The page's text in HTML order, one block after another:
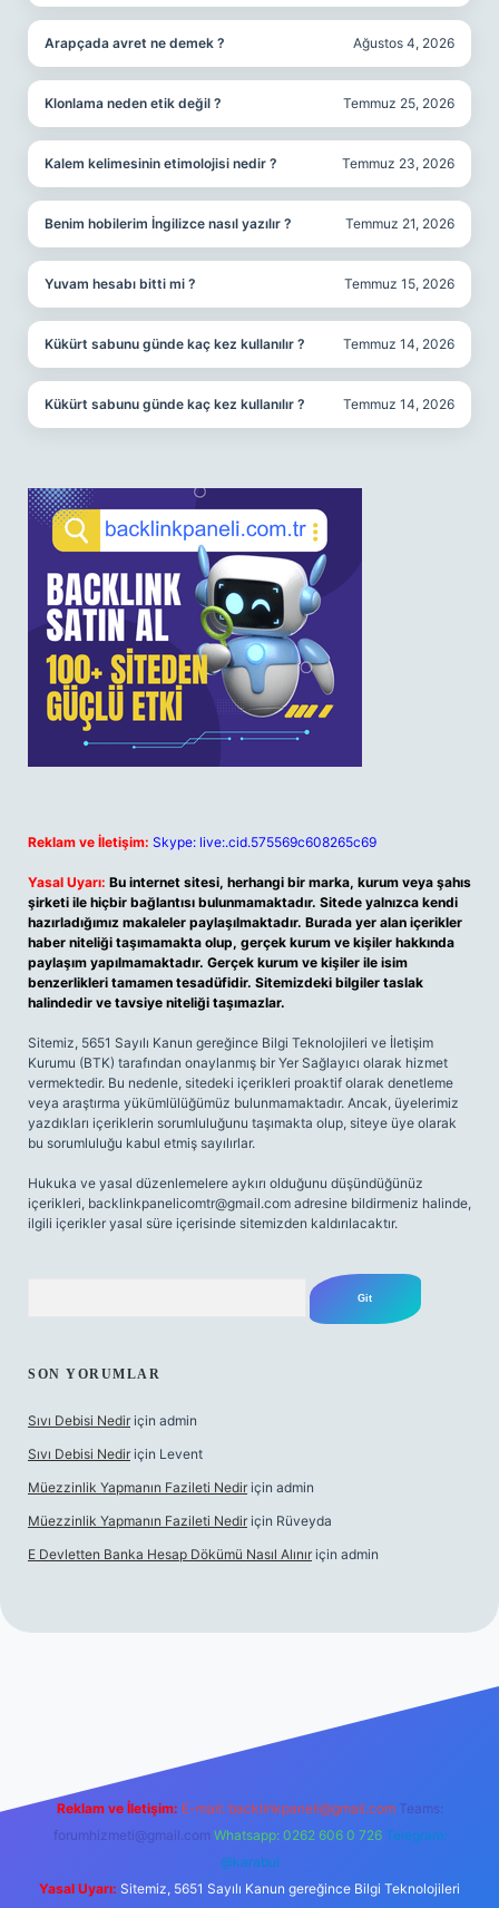
Arapçada avret ne demek ? Ağustos 4, 2026
Klonlama neden etik değil ? Temmuz 25, 2026
Kalem kelimesinin etimolojisi nedir ? Temmuz 23, 2026
Benim hobilerim İngilizce nasıl yazılır ? Temmuz 21, 2026
Yuvam hesabı bitti mi ? Temmuz 15, 2026
Kükürt sabunu günde kaç kez kullanılır ? Temmuz 14, 2026
Kükürt sabunu günde kaç kez kullanılır ? Temmuz 14, 2026
Reklam ve İletişim: Skype: live:.cid.575569c608265c69
Yasal Uyarı: Bu internet sitesi, herhangi bir marka, kurum veya şahıs
şirketi ile hiçbir bağlantısı bulunmamaktadır. Sitede yalnızca kendi
hazırladığımız makaleler paylaşılmaktadır. Burada yer alan içerikler
haber niteliği taşımamakta olup, gerçek kurum ve kişiler hakkında
paylaşım yapılmamaktadır. Gerçek kurum ve kişiler ile isim
benzerlikleri tamamen tesadüfidir. Sitemizdeki bilgiler taslak
halindedir ve tavsiye niteliği taşımazlar.
Sitemiz, 5651 Sayılı Kanun gereğince Bilgi Teknolojileri ve İletişim
Kurumu (BTK) tarafından onaylanmış bir Yer Sağlayıcı olarak hizmet
vermektedir. Bu nedenle, sitedeki içerikleri proaktif olarak denetleme
veya araştırma yükümlülüğümüz bulunmamaktadır. Ancak, üyelerimiz
yazdıkları içeriklerin sorumluluğunu taşımakta olup, siteye üye olarak
bu sorumluluğu kabul etmiş sayılırlar.
Hukuka ve yasal düzenlemelere aykırı olduğunu düşündüğünüz
içerikleri, backlinkpanelicomtr@gmail.com adresine bildirmeniz halinde,
ilgili içerikler yasal süre içerisinde sitemizden kaldırılacaktır.
SON YORUMLAR
Sıvı Debisi Nedir için admin
Sıvı Debisi Nedir için Levent
Müezzinlik Yapmanın Fazileti Nedir için admin
Müezzinlik Yapmanın Fazileti Nedir için Rüveyda
E Devletten Banka Hesap Dökümü Nasıl Alınır için admin
Reklam ve İletişim: E-mail: backlinkpaneli@gmail.com Teams:
forumhizmeti@gmail.com Whatsapp: 0262 606 0 726 Telegram:
@karabul
Yasal Uyarı: Sitemiz, 5651 Sayılı Kanun gereğince Bilgi Teknolojileri